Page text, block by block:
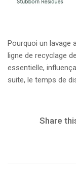
Pourquoi un lavage
ligne de recyclage
essentielle,
suite, le temps de
Share